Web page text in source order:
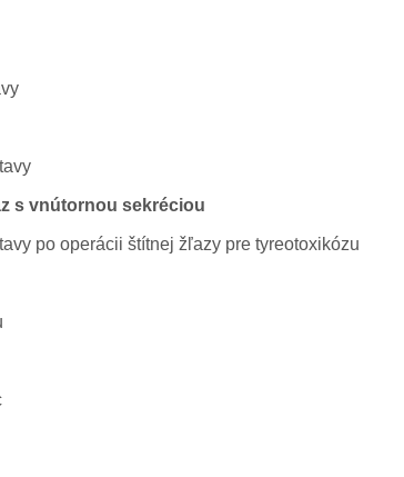
s vnútornou sekréciou
po operácii štítnej žľazy pre tyreotoxikózu